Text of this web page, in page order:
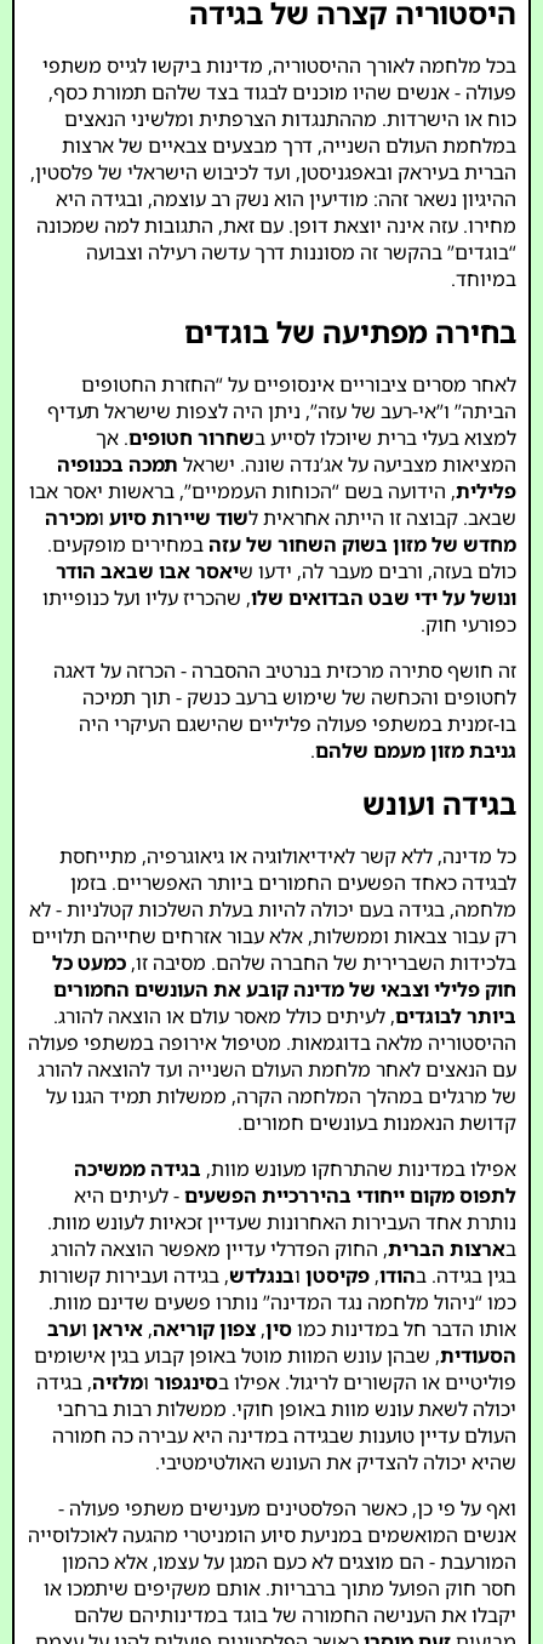
היסטוריה קצרה של בגידה
בכל מלחמה לאורך ההיסטוריה, מדינות ביקשו לגייס משתפי
פעולה - אנשים שהיו מוכנים לבגוד בצד שלהם תמורת כסף,
כוח או הישרדות. מההתנגדות הצרפתית ומלשיני הנאצים
במלחמת העולם השנייה, דרך מבצעים צבאיים של ארצות
הברית בעיראק ובאפגניסטן, ועד לכיבוש הישראלי של פלסטין,
ההיגיון נשאר זהה: מודיעין הוא נשק רב עוצמה, ובגידה היא
מחירו. עזה אינה יוצאת דופן. עם זאת, התגובות למה שמכונה
“בוגדים” בהקשר זה מסוננות דרך עדשה רעילה וצבועה
במיוחד.
בחירה מפתיעה של בוגדים
לאחר מסרים ציבוריים אינסופיים על “החזרת החטופים
הביתה” ו”אי-רעב של עזה”, ניתן היה לצפות שישראל תעדיף
למצוא בעלי ברית שיוכלו לסייע בשחרור חטופים. אך
המציאות מצביעה על אג’נדה שונה. ישראל תמכה בכנופיה
פלילית, הידועה בשם “הכוחות העממיים”, בראשות יאסר אבו
שבאב. קבוצה זו הייתה אחראית לשוד שיירות סיוע ומכירה
מחדש של מזון בשוק השחור של עזה במחירים מופקעים.
כולם בעזה, ורבים מעבר לה, ידעו שיאסר אבו שבאב הודר
ונושל על ידי שבט הבדואים שלו, שהכריז עליו ועל כנופייתו
כפורעי חוק.
זה חושף סתירה מרכזית בנרטיב ההסברה - הכרזה על דאגה
לחטופים והכחשה של שימוש ברעב כנשק - תוך תמיכה
בו-זמנית במשתפי פעולה פליליים שהישגם העיקרי היה
גניבת מזון מעמם שלהם.
בגידה ועונש
כל מדינה, ללא קשר לאידיאולוגיה או גיאוגרפיה, מתייחסת
לבגידה כאחד הפשעים החמורים ביותר האפשריים. בזמן
מלחמה, בגידה בעם יכולה להיות בעלת השלכות קטלניות - לא
רק עבור צבאות וממשלות, אלא עבור אזרחים שחייהם תלויים
בלכידות השברירית של החברה שלהם. מסיבה זו,כמעט כל
חוק פלילי וצבאי של מדינה קובע את העונשים החמורים
ביותר לבוגדים, לעיתים כולל מאסר עולם או הוצאה להורג.
ההיסטוריה מלאה בדוגמאות. מטיפול אירופה במשתפי פעולה
עם הנאצים לאחר מלחמת העולם השנייה ועד להוצאה להורג
של מרגלים במהלך המלחמה הקרה, ממשלות תמיד הגנו על
קדושת הנאמנות בעונשים חמורים.
אפילו במדינות שהתרחקו מעונש מוות, בגידה ממשיכה
לתפוס מקום ייחודי בהיררכיית הפשעים- לעיתים היא
נותרת אחד העבירות האחרונות שעדיין זכאיות לעונש מוות.
בארצות הברית, החוק הפדרלי עדיין מאפשר הוצאה להורג
בגין בגידה. בהודו,פקיסטן ובנגלדש, בגידה ועבירות קשורות
כמו “ניהול מלחמה נגד המדינה” נותרו פשעים שדינם מוות.
אותו הדבר חל במדינות כמוסין,צפון קוריאה,איראן וערב
הסעודית, שבהן עונש המוות מוטל באופן קבוע בגין אישומים
פוליטיים או הקשורים לריגול. אפילו בסינגפור ומלזיה, בגידה
יכולה לשאת עונש מוות באופן חוקי. ממשלות רבות ברחבי
העולם עדיין טוענות שבגידה במדינה היא עבירה כה חמורה
שהיא יכולה להצדיק את העונש האולטימטיבי.
ואף על פי כן, כאשר הפלסטינים מענישים משתפי פעולה -
אנשים המואשמים במניעת סיוע הומניטרי מהגעה לאוכלוסייה
המורעבת - הם מוצגים לא כעם המגן על עצמו, אלא כהמון
חסר חוק הפועל מתוך ברבריות. אותם משקיפים שיתמכו או
יקבלו את הענישה החמורה של בוגד במדינותיהם שלהם